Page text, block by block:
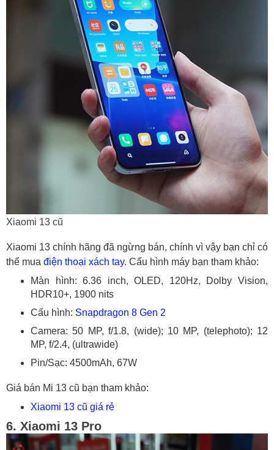
Xiaomi 13 cũ
Xiaomi 13 chính hãng đã ngừng bán, chính vì vậy bạn chỉ có
thể mua điện thoại xách tay. Cấu hình máy bạn tham khảo:
Màn hình: 6.36 inch, OLED, 120Hz, Dolby Vision,
HDR10+, 1900 nits
Cấu hình: Snapdragon 8 Gen 2
Camera: 50 MP, f/1.8, (wide); 10 MP, (telephoto); 12
MP, f/2.4, (ultrawide)
Pin/Sạc: 4500mAh, 67W
Giá bán Mi 13 cũ bạn tham khảo:
Xiaomi 13 cũ giá rẻ
6. Xiaomi 13 Pro